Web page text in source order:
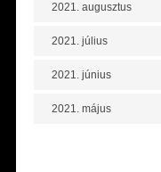
2021. augusztus
2021. július
2021. június
2021. május